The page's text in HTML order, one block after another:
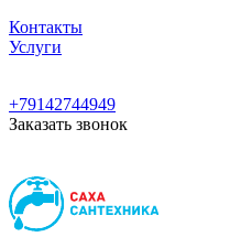
Контакты
Услуги
+79142744949
Заказать звонок